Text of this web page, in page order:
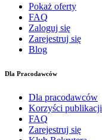
Pokaż oferty
FAQ
Zaloguj się
Zarejestruj się
Blog
Dla Pracodawców
Dla pracodawców
Korzyści publikacji
FAQ
Zarejestruj się